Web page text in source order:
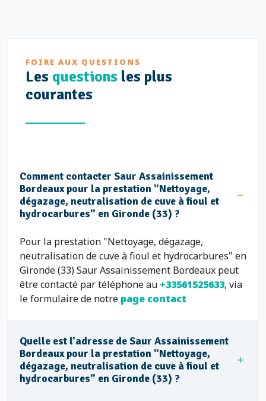
FOIRE AUX QUESTIONS
Les questions les plus
courantes
Comment contacter Saur Assainissement
Bordeaux pour la prestation "Nettoyage,
dégazage, neutralisation de cuve à fioul et
hydrocarbures" en Gironde (33) ?
Pour la prestation "Nettoyage, dégazage,
neutralisation de cuve à fioul et hydrocarbures" en
Gironde (33) Saur Assainissement Bordeaux peut
être contacté par téléphone au +33561525633, via
le formulaire de notre page contact
Quelle est l'adresse de Saur Assainissement
Bordeaux pour la prestation "Nettoyage,
dégazage, neutralisation de cuve à fioul et
hydrocarbures" en Gironde (33) ?